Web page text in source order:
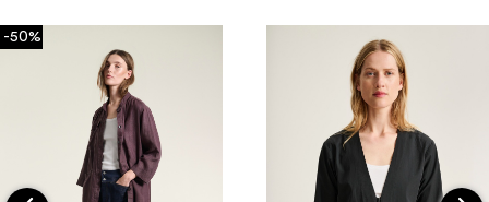
-50%